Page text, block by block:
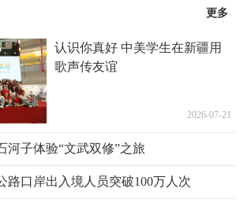
更多
认识你真好 中美学生在新疆用
歌声传友谊
2026-07-21
河子体验“文武双修”之旅
路口岸出入境人员突破100万人次